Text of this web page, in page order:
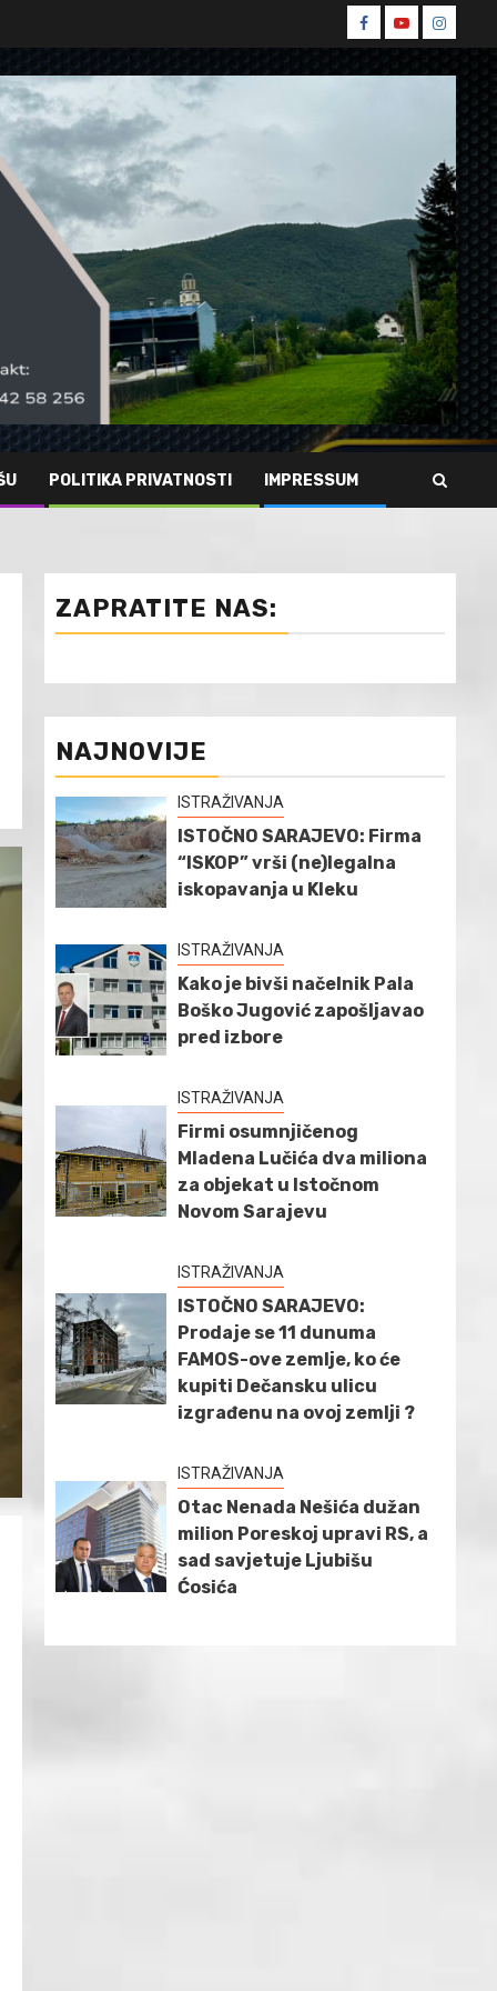
Spin
Facebook
Spin
Youtube
Spin
POLITIKA PRIVATNOSTI IMPRESSUM
ZAPRATITE NAS:
NAJNOVIJE
ISTRAŽIVANJA
ISTOČNO SARAJEVO: Firma
“ISKOP” vrši (ne)legalna
iskopavanja u Kleku
ISTRAŽIVANJA
Kako je bivši načelnik Pala
Boško Jugović zapošljavao
pred izbore
ISTRAŽIVANJA
Firmi osumnjičenog
Mladena Lučića dva miliona
za objekat u Istočnom
Novom Sarajevu
ISTRAŽIVANJA
ISTOČNO SARAJEVO:
Prodaje se 11 dunuma
FAMOS-ove zemlje, ko će
kupiti Dečansku ulicu
izgrađenu na ovoj zemlji ?
ISTRAŽIVANJA
Otac Nenada Nešića dužan
milion Poreskoj upravi RS, a
sad savjetuje Ljubišu
Ćosića